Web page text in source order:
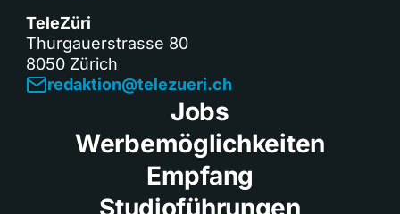
TeleZüri
Thurgauerstrasse 80
8050 Zürich
redaktion@telezueri.ch
Jobs
Werbemöglichkeiten
Empfang
Studioführungen